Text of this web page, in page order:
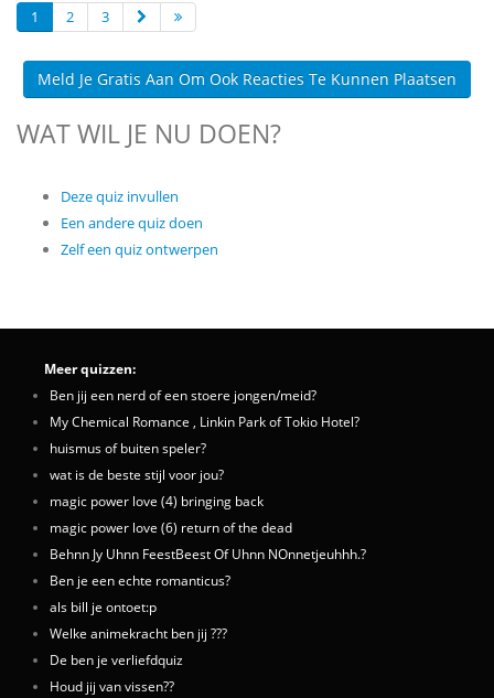
1 2 3
Meld Je Gratis Aan Om Ook Reacties Te Kunnen Plaatsen
WAT WIL JE NU DOEN?
Deze quiz invullen
Een andere quiz doen
Zelf een quiz ontwerpen
Meer quizzen:
Ben jij een nerd of een stoere jongen/meid?
My Chemical Romance , Linkin Park of Tokio Hotel?
huismus of buiten speler?
wat is de beste stijl voor jou?
magic power love (4) bringing back
magic power love (6) return of the dead
Behnn Jy Uhnn FeestBeest Of Uhnn NOnnetjeuhhh.?
Ben je een echte romanticus?
als bill je ontoet:p
Welke animekracht ben jij ???
De ben je verliefdquiz
Houd jij van vissen??